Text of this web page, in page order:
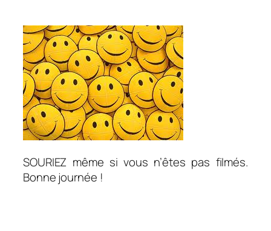
SOURIEZ même si vous n’êtes pas filmés.
Bonne journée !